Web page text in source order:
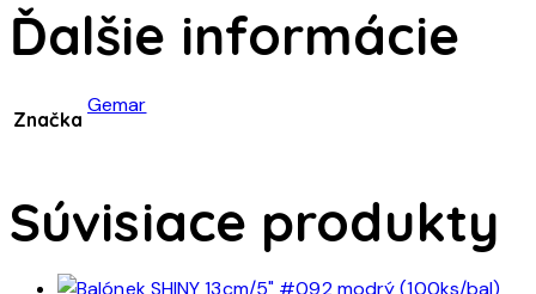
Ďalšie informácie
Značka
Gemar
Súvisiace produkty